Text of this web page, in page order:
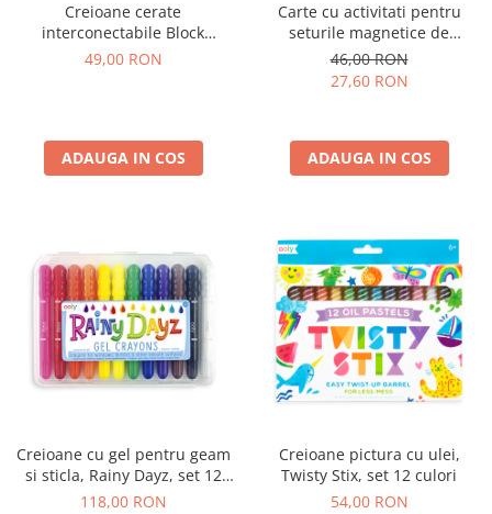
Creioane cerate
interconectabile Block
Crayons - Dinozaur
49,00 RON
ADAUGA IN COS
Carte cu activitati pentru
seturile magnetice de
constructie
46,00 RON
27,60 RON
ADAUGA IN COS
Creioane cu gel pentru geam
si sticla, Rainy Dayz, set 12
culori lavabile
118,00 RON
Creioane pictura cu ulei,
Twisty Stix, set 12 culori
54,00 RON